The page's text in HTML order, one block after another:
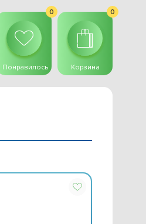
Понравилось
0
Корзина
0